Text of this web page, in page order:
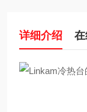
详细介绍